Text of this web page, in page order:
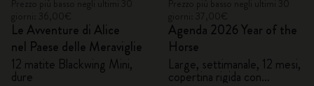
Le Avventure di Alice
nel Paese delle Meraviglie
12 matite Blackwing Mini,
dure
Agenda 2026 Year of the
Horse
Large, settimanale, 12 mesi,
copertina rigida con